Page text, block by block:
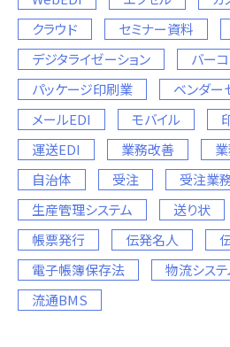
クラウド
セミナー資料
デジタライゼーション
バー
パッケージ印刷業
ベンダー
メールEDI
モバイル
運送EDI
業務改善
自治体
受注 受注業
生産管理システム
送り状
帳票発行
伝発名人
電子帳簿保存法
物流システ
流通BMS